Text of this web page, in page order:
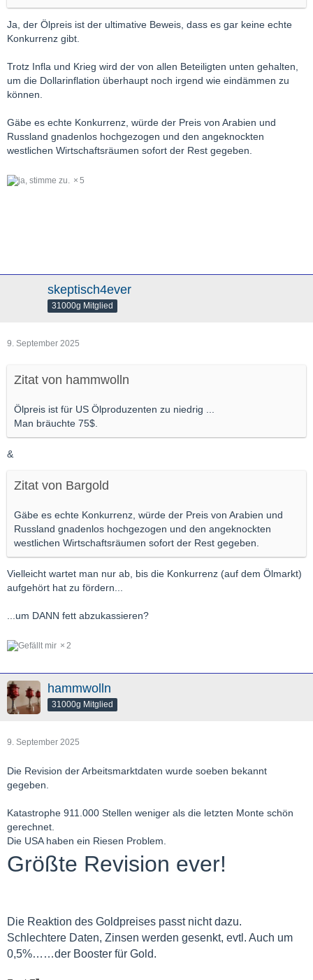
jetzt hat man sich die ganze Zeit auf Russland und
Ölpreisgrenzen konzentriert und ist nun selber am Arsch.
Man bräuchte 75$.
Geiles Drehbuch…..bankrott sollen sie gehen.
Ja, der Ölpreis ist der ultimative Beweis, dass es gar keine echte
Konkurrenz gibt.
Trotz Infla und Krieg wird der von allen Beteiligten unten gehalten,
um die Dollarinflation überhaupt noch irgend wie eindämmen zu
können.
Gäbe es echte Konkurrenz, würde der Preis von Arabien und
Russland gnadenlos hochgezogen und den angeknockten
westlichen Wirtschaftsräumen sofort der Rest gegeben.
5
skeptisch4ever
31000g Mitglied
9. September 2025
Zitat von hammwolln
Ölpreis ist für US Ölproduzenten zu niedrig ...
Man bräuchte 75$.
&
Zitat von Bargold
Gäbe es echte Konkurrenz, würde der Preis von Arabien und
Russland gnadenlos hochgezogen und den angeknockten
westlichen Wirtschaftsräumen sofort der Rest gegeben.
Vielleicht wartet man nur ab, bis die Konkurrenz (auf dem Ölmarkt)
aufgehört hat zu fördern...
...um DANN fett abzukassieren?
2
hammwolln
31000g Mitglied
9. September 2025
Die Revision der Arbeitsmarktdaten wurde soeben bekannt
gegeben.
Katastrophe 911.000 Stellen weniger als die letzten Monte schön
gerechnet.
Die USA haben ein Riesen Problem.
Größte Revision ever!
Die Reaktion des Goldpreises passt nicht dazu.
Schlechtere Daten, Zinsen werden gesenkt, evtl. Auch um
0,5%……der Booster für Gold.